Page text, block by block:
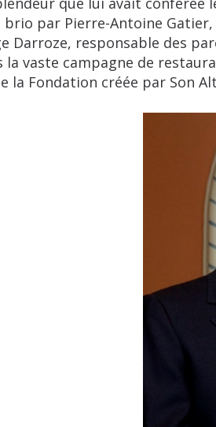
brio par Pierre-Antoine
Darroze, responsable des
la vaste campagne de
la Fondation créée par Son